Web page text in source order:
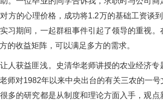
方的心理价格，成功将1.2万的基础工资谈
习期间，一起群租事件引起了领导的重视
的收益矩阵，可以满足多方的需求。
人获益匪浅。史清华老师讲授的农业经济
师对1982年以来中央出台的有关三农的一
多的研究都是从制度和理论方面入手，观